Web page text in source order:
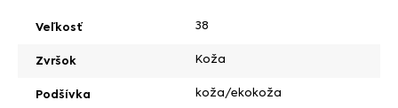
Veľkosť 38
Zvršok Koža
Podšívka koža/ekokoža